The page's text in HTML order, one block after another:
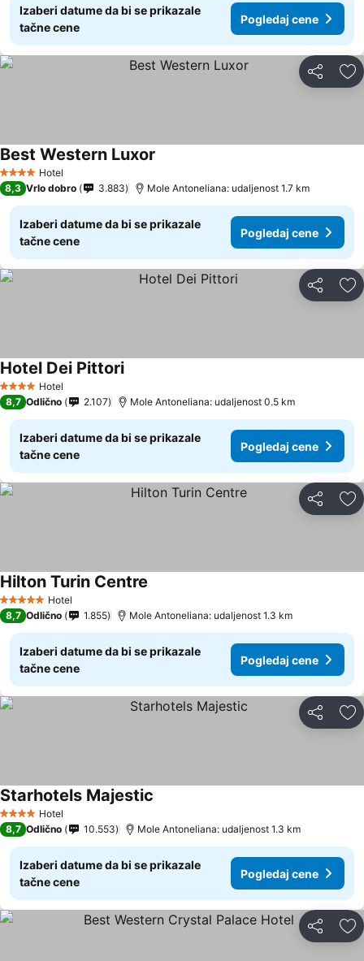
Izaberi datume da bi se prikazale
tačne cene
Pogledaj cene
Deli
4 ZvezdiceHotel
Best Western Luxor
8,3 Vrlo dobro 3.883 Mole Antoneliana: udaljenost 1.7 km
Izaberi datume da bi se prikazale
tačne cene
Pogledaj cene
Deli
4 ZvezdiceHotel
Hotel Dei PittoriPogledaj cene
8,7 Odlično 2.107 Mole Antoneliana: udaljenost 0.5 km
Izaberi datume da bi se prikazale
tačne cene
Pogledaj cene
Deli
5 ZvezdiceHotel
Hilton Turin Centre
8,7 Odlično 1.855 Mole Antoneliana: udaljenost 1.3 km
Izaberi datume da bi se prikazale
tačne cene
Pogledaj cene
Deli
4 ZvezdiceHotel
Starhotels Majestic
8,7 Odlično 10.553 Mole Antoneliana: udaljenost 1.3 km
Izaberi datume da bi se prikazale
tačne cene
Pogledaj cene
Deli